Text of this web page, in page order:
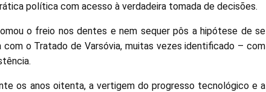
política com acesso à verdadeira tomada de decisões.
o freio nos dentes e nem sequer pôs a hipótese de se
o Tratado de Varsóvia, muitas vezes identificado – com
os anos oitenta, a vertigem do progresso tecnológico e a